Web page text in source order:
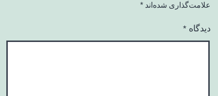
علامت‌گذاری شده‌اند *
دیدگاه *